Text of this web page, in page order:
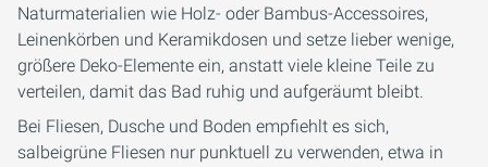
Naturmaterialien wie Holz- oder Bambus-Accessoires,
Leinenkörben und Keramikdosen und setze lieber wenige,
größere Deko-Elemente ein, anstatt viele kleine Teile zu
verteilen, damit das Bad ruhig und aufgeräumt bleibt.
Bei Fliesen, Dusche und Boden empfiehlt es sich,
salbeigrüne Fliesen nur punktuell zu verwenden, etwa in